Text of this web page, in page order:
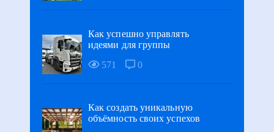
Как успешно управлять
идеями для группы
571
0
Как создать уникальную
объёмность своих успехов